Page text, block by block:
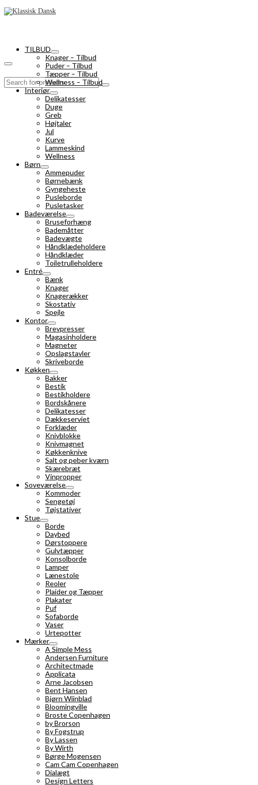
Search
for:
TILBUD
Knager – Tilbud
Puder – Tilbud
Tæpper – Tilbud
Wellness – Tilbud
Interiør
Delikatesser
Duge
Greb
Højtaler
Jul
Kurve
Lammeskind
Wellness
Børn
Ammepuder
Børnebænk
Gyngeheste
Pusleborde
Pusletasker
Badeværelse
Bruseforhæng
Bademåtter
Badevægte
Håndklædeholdere
Håndklæder
Toiletrulleholdere
Entré
Bænk
Knager
Knagerækker
Skostativ
Spejle
Kontor
Brevpresser
Magasinholdere
Magneter
Opslagstavler
Skriveborde
Køkken
Bakker
Bestik
Bestikholdere
Bordskånere
Delikatesser
Dækkeserviet
Forklæder
Knivblokke
Knivmagnet
Køkkenknive
Salt og peber kværn
Skærebræt
Vinpropper
Soveværelse
Kommoder
Sengetøj
Tøjstativer
Stue
Borde
Daybed
Dørstoppere
Gulvtæpper
Konsolborde
Lamper
Lænestole
Reoler
Plaider og Tæpper
Plakater
Puf
Sofaborde
Vaser
Urtepotter
Mærker
A Simple Mess
Andersen Furniture
Architectmade
Applicata
Arne Jacobsen
Bent Hansen
Bjørn Wiinblad
Bloomingville
Broste Copenhagen
by Brorson
By Fogstrup
By Lassen
By Wirth
Børge Mogensen
Cam Cam Copenhagen
Dialægt
Design Letters